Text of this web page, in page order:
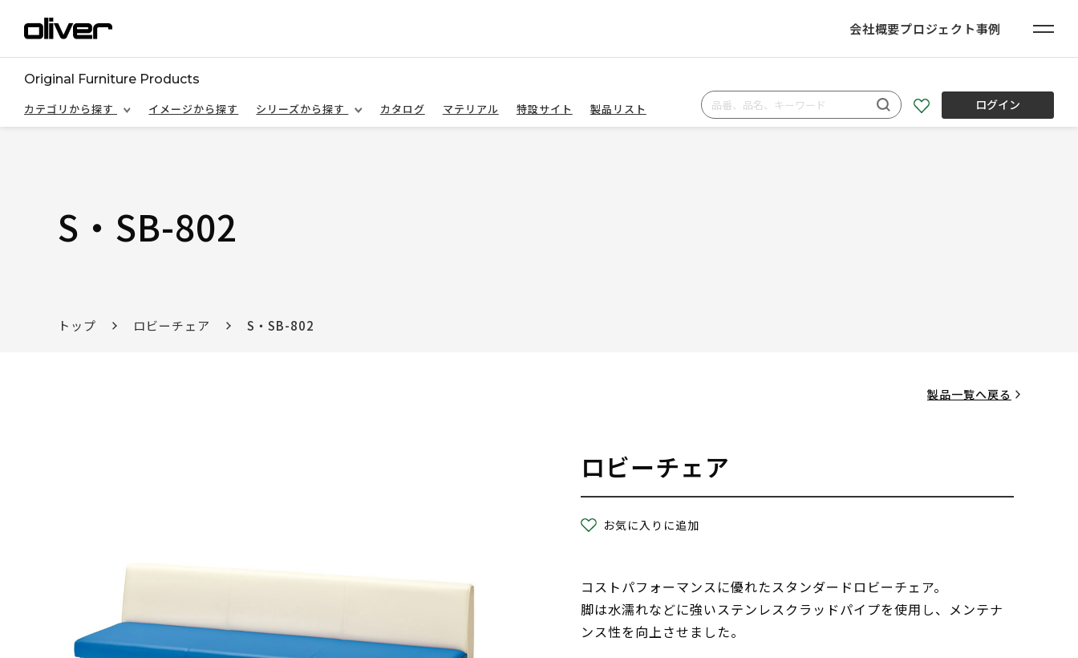
会社概要プロジェクト事例
Original Furniture Products
カテゴリから探す
イメージから探す シリーズから探す カタログ マテリアル 特設サイト 製品リスト ログイン
S・SB-802
トップ ロビーチェア S・SB-802
製品一覧へ戻る
ロビーチェア
お気に入りに追加
コストパフォーマンスに優れたスタンダードロビーチェア。
脚は水濡れなどに強いステンレスクラッドパイプを使用し、メンテナ
ンス性を向上させました。